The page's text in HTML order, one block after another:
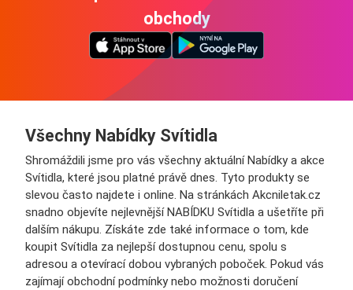
obchody
Všechny Nabídky Svítidla
Shromáždili jsme pro vás všechny aktuální Nabídky a akce
Svítidla, které jsou platné právě dnes. Tyto produkty se
slevou často najdete i online. Na stránkách Akcniletak.cz
snadno objevíte nejlevnější NABÍDKU Svítidla a ušetříte při
dalším nákupu. Získáte zde také informace o tom, kde
koupit Svítidla za nejlepší dostupnou cenu, spolu s
adresou a otevírací dobou vybraných poboček. Pokud vás
zajímají obchodní podmínky nebo možnosti doručení